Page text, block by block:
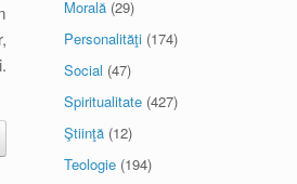
Morală (29)
Personalităţi (174)
Social (47)
Spiritualitate (427)
Ştiinţă (12)
Teologie (194)